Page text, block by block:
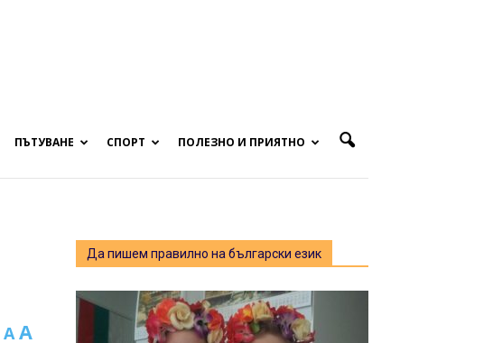
ПЪТУВАНЕ СПОРТ ПОЛЕЗНО И ПРИЯТНО
A A
Да пишем правилно на български език